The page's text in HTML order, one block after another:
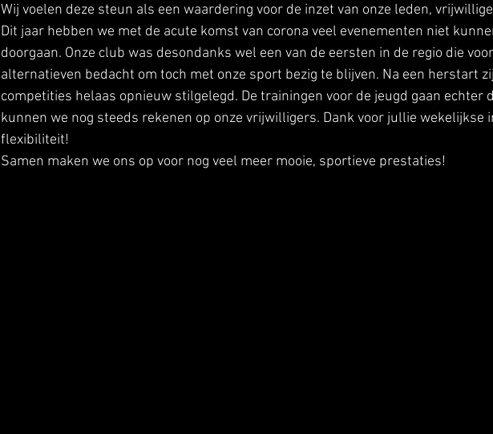
Wij voelen deze steun als een waardering voor de inzet van onze leden,
Dit jaar hebben we met de acute komst van corona veel evenementen niet
doorgaan. Onze club was desondanks wel een van de eersten in de regio die
alternatieven bedacht om toch met onze sport bezig te blijven. Na een herstart
competities helaas opnieuw stilgelegd. De trainingen voor de jeugd gaan echter
kunnen we nog steeds rekenen op onze vrijwilligers. Dank voor jullie wekelijkse
flexibiliteit!
Samen maken we ons op voor nog veel meer mooie, sportieve prestaties!